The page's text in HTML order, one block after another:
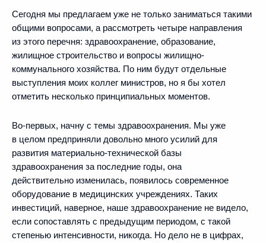
Сегодня мы предлагаем уже не только заниматься такими
общими вопросами, а рассмотреть четыре направления
из этого перечня: здравоохранение, образование,
жилищное строительство и вопросы жилищно-
коммунального хозяйства. По ним будут отдельные
выступления моих коллег министров, но я бы хотел
отметить несколько принципиальных моментов.
Во‑первых, начну с темы здравоохранения. Мы уже
в целом предприняли довольно много усилий для
развития материально-технической базы
здравоохранения за последние годы, она
действительно изменилась, появилось современное
оборудование в медицинских учреждениях. Таких
инвестиций, наверное, наше здравоохранение не видело,
если сопоставлять с предыдущим периодом, с такой
степенью интенсивности, никогда. Но дело не в цифрах,